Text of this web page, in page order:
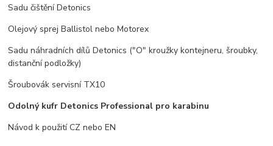
Sadu čištění Detonics
Olejový sprej Ballistol nebo Motorex
Sadu náhradních dílů Detonics ("O" kroužky kontejneru, šroubky,
distanční podložky)
Šroubovák servisní TX10
Odolný kufr Detonics Professional pro karabinu
Návod k použití CZ nebo EN